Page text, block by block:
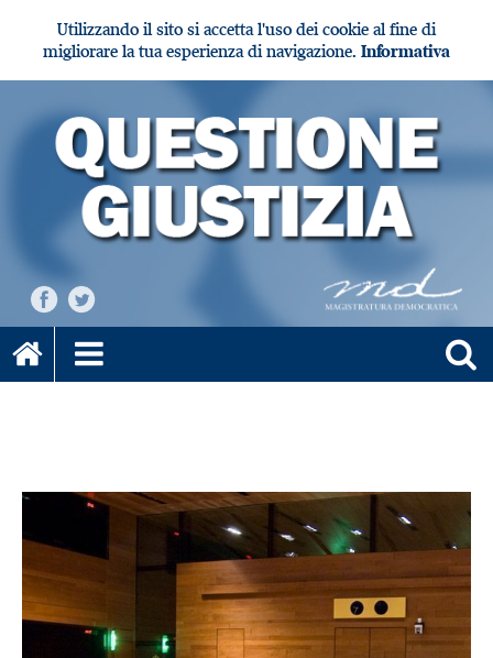
Utilizzando il sito si accetta l'uso dei cookie al fine di
migliorare la tua esperienza di navigazione. Informativa